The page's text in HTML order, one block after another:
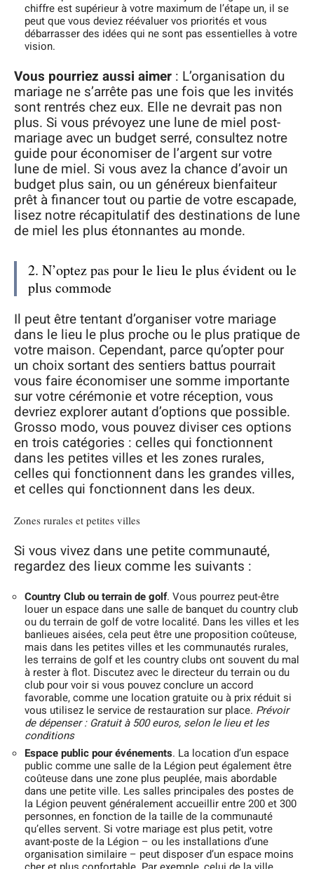
chiffre est supérieur à votre maximum de l’étape un, il se
peut que vous deviez réévaluer vos priorités et vous
débarrasser des idées qui ne sont pas essentielles à votre
vision.
Vous pourriez aussi aimer : L’organisation du
mariage ne s’arrête pas une fois que les invités
sont rentrés chez eux. Elle ne devrait pas non
plus. Si vous prévoyez une lune de miel post-
mariage avec un budget serré, consultez notre
guide pour économiser de l’argent sur votre
lune de miel. Si vous avez la chance d’avoir un
budget plus sain, ou un généreux bienfaiteur
prêt à financer tout ou partie de votre escapade,
lisez notre récapitulatif des destinations de lune
de miel les plus étonnantes au monde.
2. N’optez pas pour le lieu le plus évident ou le
plus commode
Il peut être tentant d’organiser votre mariage
dans le lieu le plus proche ou le plus pratique de
votre maison. Cependant, parce qu’opter pour
un choix sortant des sentiers battus pourrait
vous faire économiser une somme importante
sur votre cérémonie et votre réception, vous
devriez explorer autant d’options que possible.
Grosso modo, vous pouvez diviser ces options
en trois catégories : celles qui fonctionnent
dans les petites villes et les zones rurales,
celles qui fonctionnent dans les grandes villes,
et celles qui fonctionnent dans les deux.
Zones rurales et petites villes
Si vous vivez dans une petite communauté,
regardez des lieux comme les suivants :
Country Club ou terrain de golf. Vous pourrez peut-être
louer un espace dans une salle de banquet du country club
ou du terrain de golf de votre localité. Dans les villes et les
banlieues aisées, cela peut être une proposition coûteuse,
mais dans les petites villes et les communautés rurales,
les terrains de golf et les country clubs ont souvent du mal
à rester à flot. Discutez avec le directeur du terrain ou du
club pour voir si vous pouvez conclure un accord
favorable, comme une location gratuite ou à prix réduit si
vous utilisez le service de restauration sur place. Prévoir
de dépenser : Gratuit à 500 euros, selon le lieu et les
conditions
Espace public pour événements. La location d’un espace
public comme une salle de la Légion peut également être
coûteuse dans une zone plus peuplée, mais abordable
dans une petite ville. Les salles principales des postes de
la Légion peuvent généralement accueillir entre 200 et 300
personnes, en fonction de la taille de la communauté
qu’elles servent. Si votre mariage est plus petit, votre
avant-poste de la Légion – ou les installations d’une
organisation similaire – peut disposer d’un espace moins